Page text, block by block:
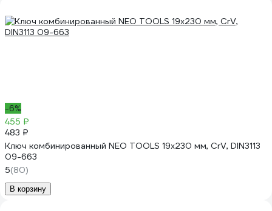
-6%
455 ₽
483 ₽
Ключ комбинированный NEO TOOLS 19x230 мм, CrV, DIN3113
09-663
5(80)
В корзину